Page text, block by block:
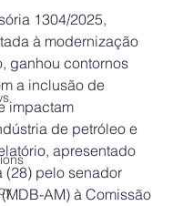
1304/2025,
à modernização
ganhou contornos
a inclusão de
impactam
de petróleo e
apresentado
(28) pelo senador
AM) à Comissão